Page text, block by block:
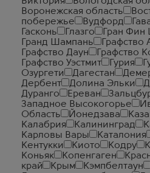
Воронежская область
побережье
Вудфорд
Гасконь
Глазго
Гран
Гранд Шампань
Графство
Графство Даун
Графство
Графство Уэстмит
Гурия
Озургети
Дагестан
Дербент
Долина Эльки
Дуранго
Ереван
Западное Высокогорье
Область
Йонедзава
Калабрия
Калининград
Карловы Вары
Каталония
Кентукки
Киото Кодру
Коньяк
Копенгаген
край
Крым Кэмпбелтаун